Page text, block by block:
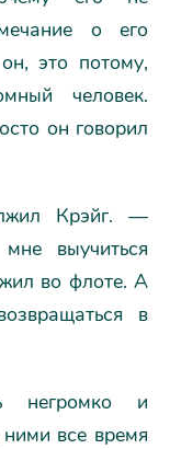
о его
это потому,
человек.
он говорил
Крэйг. —
выучиться
во флоте. А
в
негромко и
все время